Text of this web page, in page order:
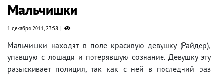
Мальчишки
1 декабря 2011, 23:58
Мальчишки находят в поле красивую девушку (Райдер),
упавшую с лошади и потерявшую сознание. Девушку эту
разыскивает полиция, так как с ней в последний раз